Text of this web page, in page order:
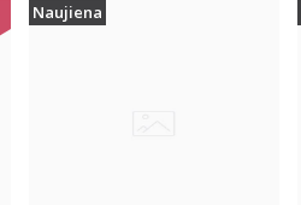
Naujiena